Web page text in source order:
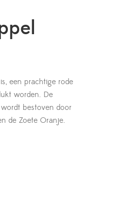
een prachtige rode
worden. De
bestoven door
de Zoete Oranje.